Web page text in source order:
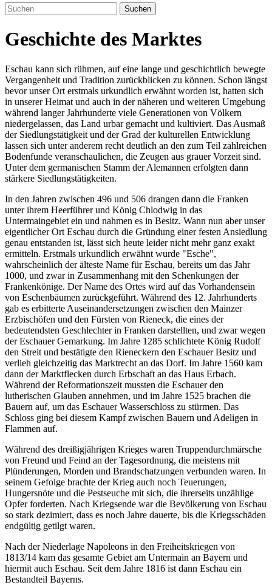
Suchen
Geschichte des Marktes
Eschau kann sich rühmen, auf eine lange und geschichtlich bewegte
Vergangenheit und Tradition zurückblicken zu können. Schon längst
bevor unser Ort erstmals urkundlich erwähnt worden ist, hatten sich
in unserer Heimat und auch in der näheren und weiteren Umgebung
während langer Jahrhunderte viele Generationen von Völkern
niedergelassen, das Land urbar gemacht und kultiviert. Das Ausmaß
der Siedlungstätigkeit und der Grad der kulturellen Entwicklung
lassen sich unter anderem recht deutlich an den zum Teil zahlreichen
Bodenfunde veranschaulichen, die Zeugen aus grauer Vorzeit sind.
Unter dem germanischen Stamm der Alemannen erfolgten dann
stärkere Siedlungstätigkeiten.
In den Jahren zwischen 496 und 506 drangen dann die Franken
unter ihrem Heerführer und König Chlodwig in das
Untermaingebiet ein und nahmen es in Besitz. Wann nun aber unser
eigentlicher Ort Eschau durch die Gründung einer festen Ansiedlung
genau entstanden ist, lässt sich heute leider nicht mehr ganz exakt
ermitteln. Erstmals urkundlich erwähnt wurde "Esche",
wahrscheinlich der älteste Name für Eschau, bereits um das Jahr
1000, und zwar in Zusammenhang mit den Schenkungen der
Frankenkönige. Der Name des Ortes wird auf das Vorhandensein
von Eschenbäumen zurückgeführt. Während des 12. Jahrhunderts
gab es erbitterte Auseinandersetzungen zwischen den Mainzer
Erzbischöfen und den Fürsten von Rieneck, die eines der
bedeutendsten Geschlechter in Franken darstellten, und zwar wegen
der Eschauer Gemarkung. Im Jahre 1285 schlichtete König Rudolf
den Streit und bestätigte den Rieneckern den Eschauer Besitz und
verlieh gleichzeitig das Marktrecht an das Dorf. Im Jahre 1560 kam
dann der Marktflecken durch Erbschaft an das Haus Erbach.
Während der Reformationszeit mussten die Eschauer den
lutherischen Glauben annehmen, und im Jahre 1525 brachen die
Bauern auf, um das Eschauer Wasserschloss zu stürmen. Das
Schloss ging bei diesem Kampf zwischen Bauern und Adeligen in
Flammen auf.
Während des dreißigjährigen Krieges waren Truppendurchmärsche
von Freund und Feind an der Tagesordnung, die meistens mit
Plünderungen, Morden und Brandschatzungen verbunden waren. In
seinem Gefolge brachte der Krieg auch noch Teuerungen,
Hungersnöte und die Pestseuche mit sich, die ihrerseits unzählige
Opfer forderten. Nach Kriegsende war die Bevölkerung von Eschau
so stark dezimiert, dass es noch Jahre dauerte, bis die Kriegsschäden
endgültig getilgt waren.
Nach der Niederlage Napoleons in den Freiheitskriegen von
1813/14 kam das gesamte Gebiet am Untermain an Bayern und
hiermit auch Eschau. Seit dem Jahre 1816 ist dann Eschau ein
Bestandteil Bayerns.